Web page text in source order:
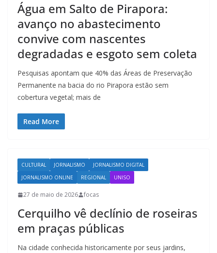
Água em Salto de Pirapora:
avanço no abastecimento
convive com nascentes
degradadas e esgoto sem coleta
Pesquisas apontam que 40% das Áreas de Preservação
Permanente na bacia do rio Pirapora estão sem
cobertura vegetal; mais de
Read More
CULTURAL JORNALISMO
JORNALISMO DIGITAL
JORNALISMO ONLINE
REGIONAL UNISO
27 de maio de 2026 focas
Cerquilho vê declínio de roseiras
em praças públicas
Na cidade conhecida historicamente por seus jardins,